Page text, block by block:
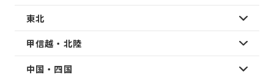
東北
甲信越・北陸
中国・四国